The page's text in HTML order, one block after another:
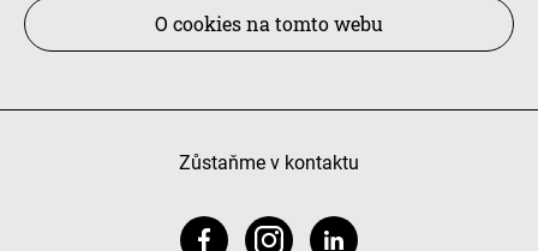
O cookies na tomto webu
Zůstaňme v kontaktu